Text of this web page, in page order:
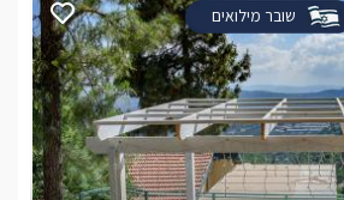
שובר מילואים